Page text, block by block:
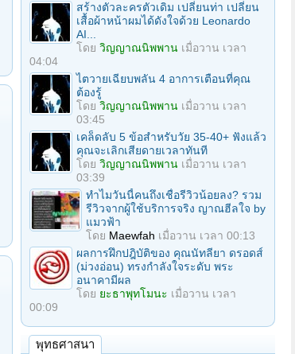
สร้างตัวละครตัวเดิม เปลี่ยนท่า เปลี่ยน
เสื้อผ้าหน้าผมได้ดังใจด้วย Leonardo
AI...
โดย วิญญาณนิพพาน เมื่อวาน เวลา
04:04
ไตวายเฉียบพลัน 4 อาการเตือนที่คุณ
ต้องรู้
โดย วิญญาณนิพพาน เมื่อวาน เวลา
03:45
เคล็ดลับ 5 ข้อสำหรับวัย 35-40+ ฟังแล้ว
คุณจะเลิกเสียดายเวลาทันที
โดย วิญญาณนิพพาน เมื่อวาน เวลา
03:39
ทำไมวันนี้คนถึงเชื่อรีวิวน้อยลง? รวม
รีวิวจากผู้ใช้บริการจริง ญาณฮีลใจ by
แมวฟ้า
โดย Maewfah เมื่อวาน เวลา 00:13
ผลการฝึกปฎิบัติของ คุณนัทลียา ดรอดส์
(ม่วงอ่อน) ทรงกำลังใจระดับ พระ
อนาคามีผล
โดย ยะธาพุทโมนะ เมื่อวาน เวลา
00:09
พุทธศาสนา